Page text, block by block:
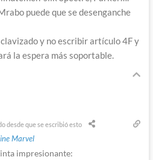
puede que se desenganche
y no escribir artículo 4F y
la espera más soportable.
desde que se escribió esto
Marvel
impresionante: